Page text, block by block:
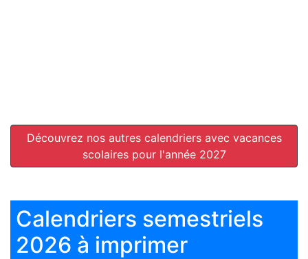
Découvrez nos autres calendriers avec vacances
scolaires pour l'année 2027
Calendriers semestriels
2026 à imprimer